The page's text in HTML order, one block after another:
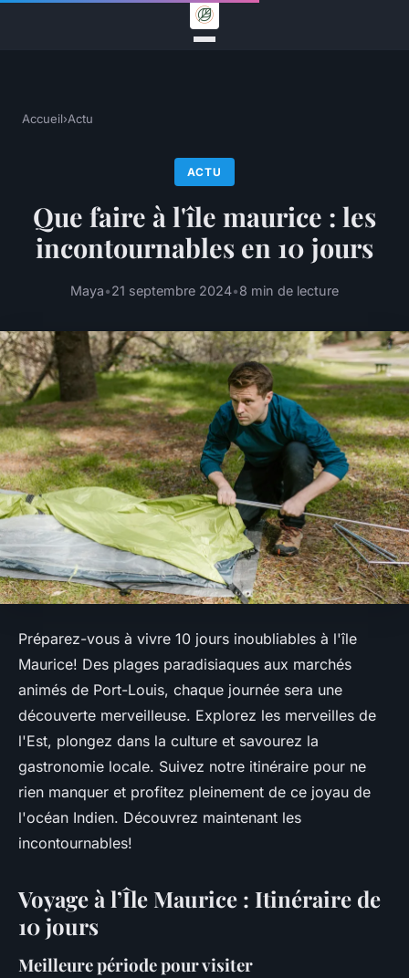
Accueil›Actu
ACTU
Que faire à l'île maurice : les
incontournables en 10 jours
Maya•21 septembre 2024•8 min de lecture
Préparez-vous à vivre 10 jours inoubliables à l'île
Maurice! Des plages paradisiaques aux marchés
animés de Port-Louis, chaque journée sera une
découverte merveilleuse. Explorez les merveilles de
l'Est, plongez dans la culture et savourez la
gastronomie locale. Suivez notre itinéraire pour ne
rien manquer et profitez pleinement de ce joyau de
l'océan Indien. Découvrez maintenant les
incontournables!
Voyage à l’Île Maurice : Itinéraire de
10 jours
Meilleure période pour visiter